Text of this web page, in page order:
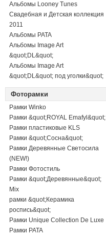
Альбомы Looney Tunes
Свадебная и Детская коллекция
2011
Альбомы PATA
Альбомы Image Art
&quot;DL&quot;
Альбомы Image Art
&quot;DL&quot; под уголки&quot;
Фоторамки
Рамки Winko
Рамки &quot;ROYAL Emafyl&quot;
Рамки пластиковые KLS
Рамки &quot;Сосна&quot;
Рамки Деревянные Светосила
(NEW!)
Рамки Фотостиль
Рамки &quot;Деревянные&quot;
Mix
рамки &quot;Керамика
роспись&quot;
Рамки Unique Collection De Luxe
Рамки PATA